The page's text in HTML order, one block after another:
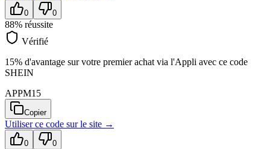
0 0
88% réussite
Vérifié
15% d'avantage sur votre premier achat via l'Appli avec ce code
SHEIN
APPM15
Copier
Utiliser ce code surle site →
0 0